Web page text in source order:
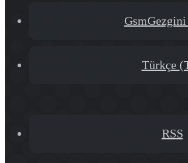
GsmGezgini
Türkçe
RSS